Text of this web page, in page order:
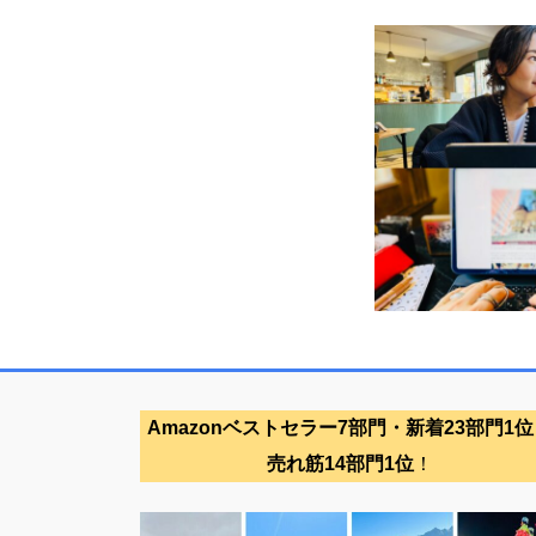
Amazonベストセラー7部門・新着23部門1
売れ筋14部門1位！